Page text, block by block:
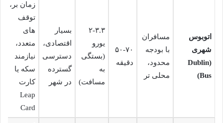
اتوبوس
شهری
(Dublin
Bus)
مسافران
با بودجه
محدود،
محلی تر
۵۰-۷۰
دقیقه
۲-۳.۳
یورو
(بستگی
به
مسافت)
بسیار
اقتصادی،
دسترسی
گسترده
در شهر
زمان بر،
توقف
های
متعدد،
نیازمند
سکه یا
کارت
Leap
Card